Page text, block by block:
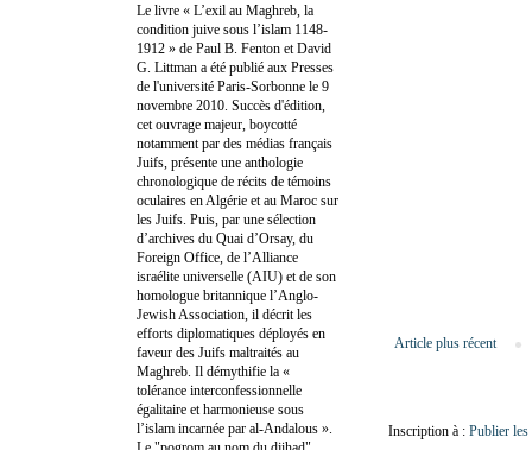
Article plus récent
Inscription à : Publier
Le livre « L’exil au Maghreb, la
condition juive sous l’islam 1148-
1912 » de Paul B. Fenton et David
G. Littman a été publié aux Presses
de l'université Paris-Sorbonne le 9
novembre 2010. Succès d'édition,
cet ouvrage majeur, boycotté
notamment par des médias français
Juifs, présente une anthologie
chronologique de récits de témoins
oculaires en Algérie et au Maroc sur
les Juifs. Puis, par une sélection
d’archives du Quai d’Orsay, du
Foreign Office, de l’Alliance
israélite universelle (AIU) et de son
homologue britannique l’Anglo-
Jewish Association, il décrit les
efforts diplomatiques déployés en
faveur des Juifs maltraités au
Maghreb. Il démythifie la «
tolérance interconfessionnelle
égalitaire et harmonieuse sous
l’islam incarnée par al-Andalous ».